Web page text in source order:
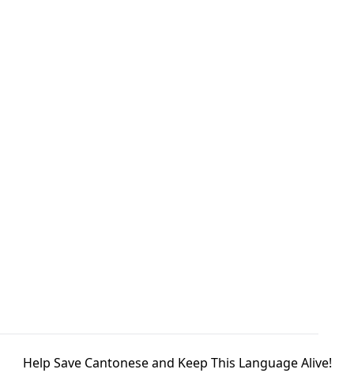
Help Save Cantonese and Keep This Language Alive!